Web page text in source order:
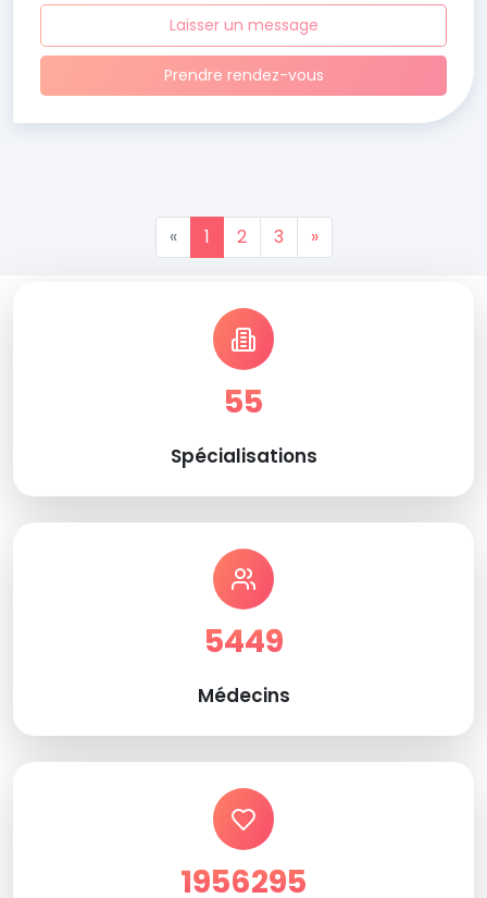
Laisser un message
Prendre rendez-vous
« 1 2 3 »
55
Spécialisations
5449
Médecins
1956295